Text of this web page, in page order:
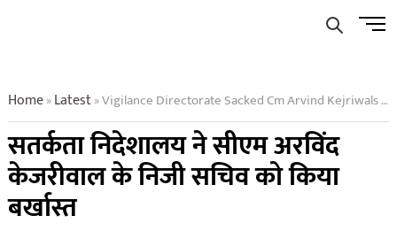
Menu
Home»Latest»Vigilance Directorate Sacked Cm Arvind Kejriwals Personal Secretary
सतर्कता निदेशालय ने सीएम अरविंद
केजरीवाल के निजी सचिव को किया
बर्खास्त